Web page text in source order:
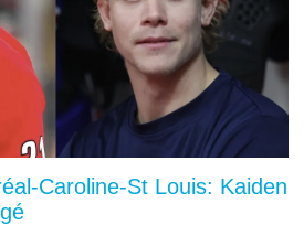
Caroline-St Louis: Kaiden